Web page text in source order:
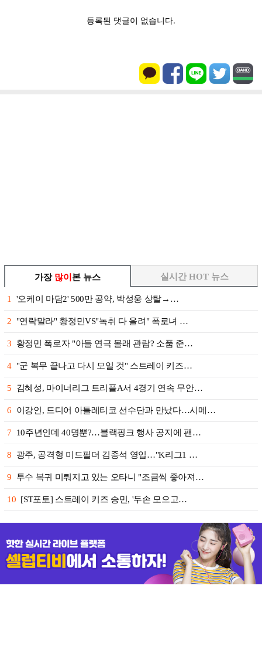
가장 많이 본 뉴스
1 '오케이 마담2' 500만 공약, 박성웅 상탈→…
2 "연락말라" 황정민VS"녹취 다 올려" 폭로녀 …
3 황정민 폭로자 "아들 연극 몰래 관람? 소품 준…
4 "군 복무 끝나고 다시 모일 것" 스트레이 키즈…
5 김혜성, 마이너리그 트리플A서 4경기 연속 무안…
6 이강인, 드디어 아틀레티코 선수단과 만났다…시메…
7 10주년인데 40명뿐?…블랙핑크 행사 공지에 팬…
8 광주, 공격형 미드필더 김종석 영입…"K리그1 …
9 투수 복귀 미뤄지고 있는 오타니 "조금씩 좋아져…
10 [ST포토] 스트레이 키즈 승민, '두손 모으고…
실시간 HOT 뉴스